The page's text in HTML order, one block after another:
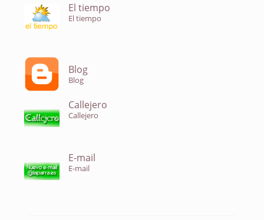
El tiempo
El tiempo
Blog
Blog
Callejero
Callejero
E-mail
E-mail